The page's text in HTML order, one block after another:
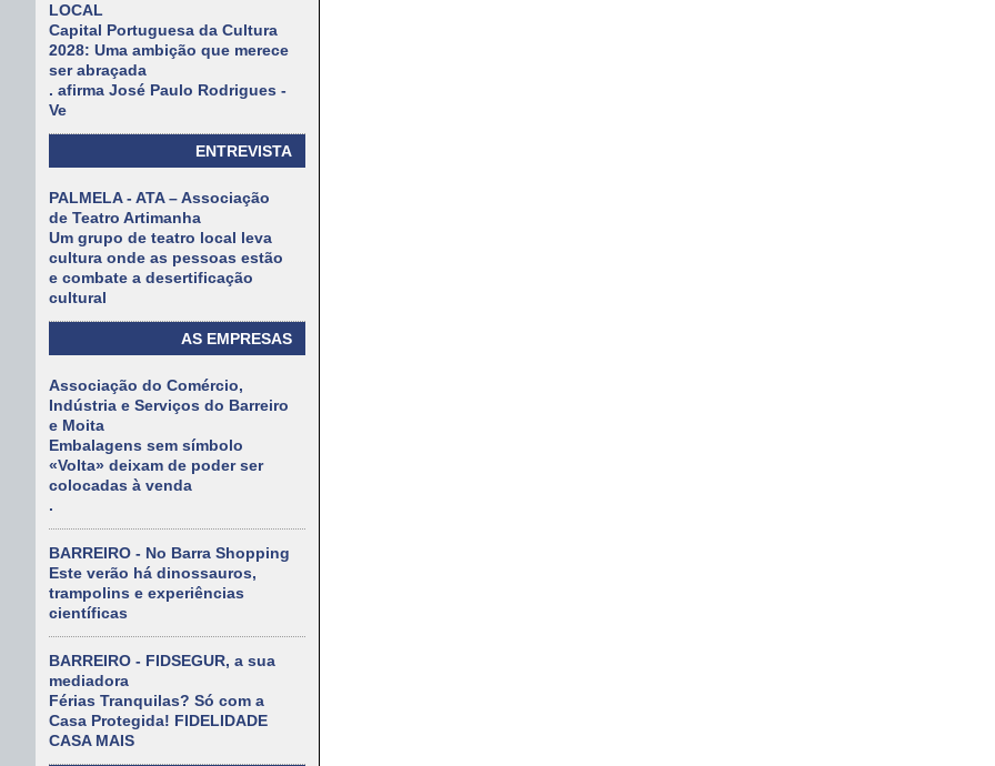
LOCAL
Capital Portuguesa da Cultura
2028: Uma ambição que merece
ser abraçada
. afirma José Paulo Rodrigues -
Ve
ENTREVISTA
PALMELA - ATA – Associação
de Teatro Artimanha
Um grupo de teatro local leva
cultura onde as pessoas estão
e combate a desertificação
cultural
AS EMPRESAS
Associação do Comércio,
Indústria e Serviços do Barreiro
e Moita
Embalagens sem símbolo
«Volta» deixam de poder ser
colocadas à venda
.
BARREIRO - No Barra Shopping
Este verão há dinossauros,
trampolins e experiências
científicas
BARREIRO - FIDSEGUR, a sua
mediadora
Férias Tranquilas? Só com a
Casa Protegida! FIDELIDADE
CASA MAIS